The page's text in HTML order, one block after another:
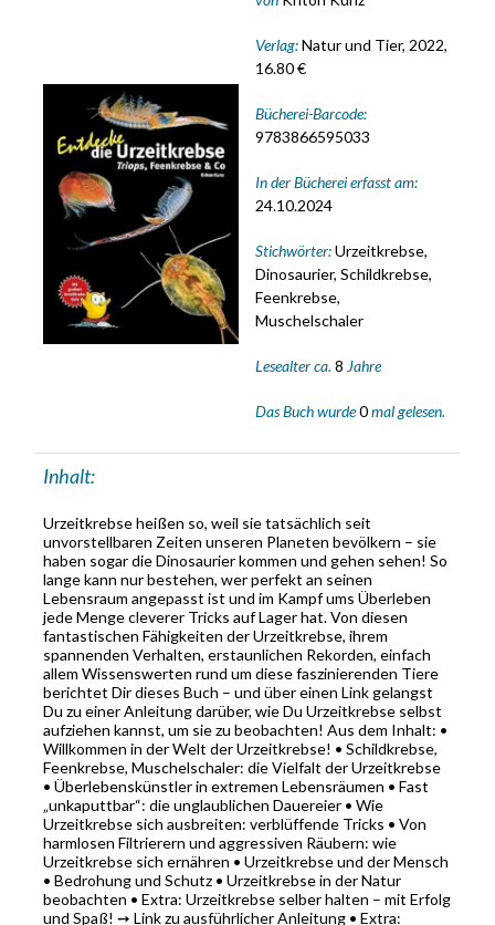
Verlag:Natur und Tier, 2022,
16.80 €
Bücherei-Barcode:
9783866595033
In der Bücherei erfasst am:
24.10.2024
Stichwörter:Urzeitkrebse,
Dinosaurier, Schildkrebse,
Feenkrebse,
Muschelschaler
Lesealter ca.8 Jahre
Das Buch wurde0mal gelesen.
Inhalt:
Urzeitkrebse heißen so, weil sie tatsächlich seit
unvorstellbaren Zeiten unseren Planeten bevölkern – sie
haben sogar die Dinosaurier kommen und gehen sehen! So
lange kann nur bestehen, wer perfekt an seinen
Lebensraum angepasst ist und im Kampf ums Überleben
jede Menge cleverer Tricks auf Lager hat. Von diesen
fantastischen Fähigkeiten der Urzeitkrebse, ihrem
spannenden Verhalten, erstaunlichen Rekorden, einfach
allem Wissenswerten rund um diese faszinierenden Tiere
berichtet Dir dieses Buch – und über einen Link gelangst
Du zu einer Anleitung darüber, wie Du Urzeitkrebse selbst
aufziehen kannst, um sie zu beobachten! Aus dem Inhalt: •
Willkommen in der Welt der Urzeitkrebse! • Schildkrebse,
Feenkrebse, Muschelschaler: die Vielfalt der Urzeitkrebse
• Überlebenskünstler in extremen Lebensräumen • Fast
„unkaputtbar“: die unglaublichen Dauereier • Wie
Urzeitkrebse sich ausbreiten: verblüffende Tricks • Von
harmlosen Filtrierern und aggressiven Räubern: wie
Urzeitkrebse sich ernähren • Urzeitkrebse und der Mensch
• Bedrohung und Schutz • Urzeitkrebse in der Natur
beobachten • Extra: Urzeitkrebse selber halten – mit Erfolg
und Spaß! ➙ Link zu ausführlicher Anleitung • Extra: